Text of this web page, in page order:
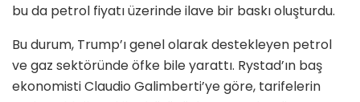
bu da petrol fiyatı üzerinde ilave bir baskı oluşturdu.
Bu durum, Trump’ı genel olarak destekleyen petrol
ve gaz sektöründe öfke bile yarattı. Rystad’ın baş
ekonomisti Claudio Galimberti’ye göre, tarifelerin